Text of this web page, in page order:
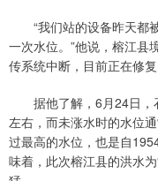
“我们站的设备昨天都
一次水位。”他说，榕江县
传系统中断，目前正在修复
据他了解，6月24日，
左右，而未涨水时的水位
过最高的水位，也是自
味着，此次榕江县的洪水